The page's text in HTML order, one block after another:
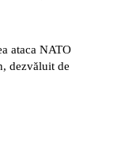
ataca NATO
dezvăluit de